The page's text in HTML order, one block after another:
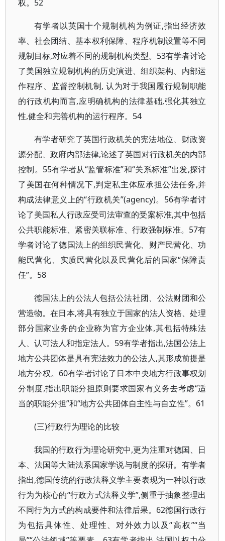
权。52
有学者以英国十个规制机构为例证,指出经济效
率、社会团结、基本权利保障、程序机制设置等不同
规制目标,对应着不同的规制机构类型。53有学者讨论
了美国独立规制机构的历史演进、组织架构、内部运
作程序、监督控制机制, 认为对于我国履行规制职能
的行政机构而言,应明确机构的法律基础,强化其独立
性,健全和完善机构的运行程序。54
有学者研究了英国行政机关的宪法地位、财政资
源分配、政府内部法律,论述了英国对行政机关的内部
控制。55有学者从“监管标准”和“关系标准”出发,探讨
了美国在何种情况下,判定私主体应承担公法任务,并
构成法律意义上的“行政机关”(agency)。56有学者讨
论了美国私人行政应受司法审查的受案标准,其中包括
公共职能标准、紧密关联标准、行政强制标准。57有
学者讨论了德国法上的组织民营化、财产民营化、功
能民营化、实质民营化以及民营化后的国家“保障责
任”。58
德国法上的公法人包括公法社团、公法财团和公
营造物。在日本,将具有独立于国家的法人资格、处理
部分国家业务的企业称为官方企业体,其包括特殊法
人、认可法人和指定法人。59有学者指出,法国公法上
地方公共团体是具有宪法效力的公法人,其形成前提是
地方分权。60有学者讨论了日本中央地方行政事权划
分制度,指出职能分担原则要求国家有义务去考虑“适
当的职能分担”和“地方公共团体自主性与自立性”。61
(三)行政行为理论的比较
我国的行政行为理论研究中,更为注重对德国、日
本、法国等大陆法系国家学说与制度的探研。有学者
指出,德国传统的行政法释义学主要表现为一种以行政
行为为核心的“行政方式法释义学”,侧重于抽象整理出
不同行为方式的构成要件和法律后果。62德国行政行
为包括具体性、处理性、对外效力以及“高权”“当